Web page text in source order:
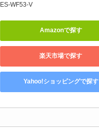
ES-WF53-V
Amazonで探す
楽天市場で探す
Yahoo!ショッピングで探す